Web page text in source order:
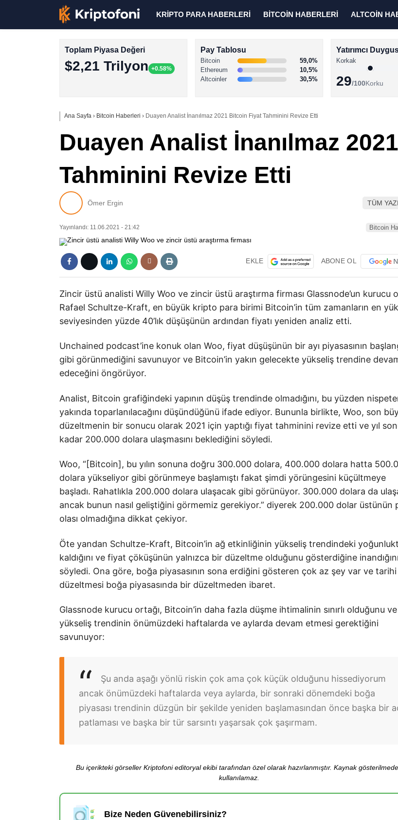
KRİPTO PARA HABERLERİ BİTCOİN HABERLERİ ALTCOİN
Toplam Piyasa Değeri
$2,21 Trilyon +0.58%
Pay Tablosu
Bitcoin
59,0%
Ethereum
10,5%
Altcoinler
30,5%
Yatırımcı
Korkak
29/100Korku
Ana Sayfa › Bitcoin Haberleri › Duayen Analist İnanılmaz 2021 Bitcoin Fiyat Tahminini Revize Etti
Duayen Analist İnanılmaz
Tahminini Revize Etti
Ömer Ergin TÜM
Yayınlandı: 11.06.2021 - 21:42 Bitcoin
EKLE ABONE OL
Zincir üstü analisti Willy Woo ve zincir üstü araştırma firması Glassnode’un kurucu
Rafael Schultze-Kraft, en büyük kripto para birimi Bitcoin’in tüm zamanların en
seviyesinden yüzde 40’lık düşüşünün ardından fiyatı yeniden analiz etti.
Unchained podcast’ine konuk olan Woo, fiyat düşüşünün bir ayı piyasasının
gibi görünmediğini savunuyor ve Bitcoin’in yakın gelecekte yükseliş trendine
edeceğini öngörüyor.
Analist, Bitcoin grafiğindeki yapının düşüş trendinde olmadığını, bu yüzden
yakında toparlanılacağını düşündüğünü ifade ediyor. Bununla birlikte, Woo, son
düzeltmenin bir sonucu olarak 2021 için yaptığı fiyat tahminini revize etti ve yıl
kadar 200.000 dolara ulaşmasını beklediğini söyledi.
Woo, “[Bitcoin], bu yılın sonuna doğru 300.000 dolara, 400.000 dolara hatta
dolara yükseliyor gibi görünmeye başlamıştı fakat şimdi yörüngesini küçültmeye
başladı. Rahatlıkla 200.000 dolara ulaşacak gibi görünüyor. 300.000 dolara da
ancak bunun nasıl geliştiğini görmemiz gerekiyor.” diyerek 200.000 dolar üstünün
olası olmadığına dikkat çekiyor.
Öte yandan Schultze-Kraft, Bitcoin’in ağ etkinliğinin yükseliş trendindeki
kaldığını ve fiyat çöküşünün yalnızca bir düzeltme olduğunu gösterdiğine inandığını
söyledi. Ona göre, boğa piyasasının sona erdiğini gösteren çok az şey var ve
düzeltmesi boğa piyasasında bir düzeltmeden ibaret.
Glassnode kurucu ortağı, Bitcoin’in daha fazla düşme ihtimalinin sınırlı olduğunu ve
yükseliş trendinin önümüzdeki haftalarda ve aylarda devam etmesi gerektiğini
savunuyor:
Şu anda aşağı yönlü riskin çok ama çok küçük olduğunu hissediyorum
ancak önümüzdeki haftalarda veya aylarda, bir sonraki dönemdeki boğa
piyasası trendinin düzgün bir şekilde yeniden başlamasından önce başka bir
patlaması ve başka bir tür sarsıntı yaşarsak çok şaşırmam.
Bu içerikteki görseller Kriptofoni editoryal ekibi tarafından özel olarak hazırlanmıştır. Kaynak
kullanılamaz.
Bize Neden Güvenebilirsiniz?